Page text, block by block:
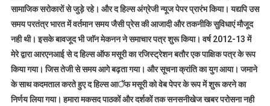
सामाजिक सरोकारों से जुड़े रहे। और द हिल्स अंग्रेजी न्यूज पेपर प्रारंभ किया। यद्यपि उस
समय परतंत्र भारत में वर्तमान समय जैसी प्रेस की आजादी और तकनीकि सुविधाएं मौजूद
नही थी। इसके बावजूद भी जाॅन मेकनन ने समाचार पत्र शुरू किया। वर्ष 2012-13 में
मेरे द्वारा आरएनआई से द हिल्स ऑफ मसूरी का रजिस्ट्रेशन बतौर एक पाक्षिक पत्र के रूप
किया गया। जिस तेजी से समय आगे बढ़ता गया। और सूचना क्रांति का युग आया। जमाने
के साथ कदमताल करते हुए द हिल्स आॅफ मसूरी को वेब पेपर के रूप में शुरू करने का
निर्णय लिया गया। हमारा मकसद पाठकों और दर्शकों तक सनसनीखेज खबर परोसना नही